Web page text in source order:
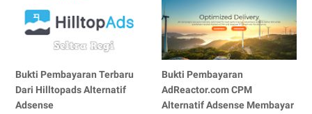
Bukti Pembayaran Terbaru
Dari Hilltopads Alternatif
Adsense
Bukti Pembayaran
AdReactor.com CPM
Alternatif Adsense Membayar